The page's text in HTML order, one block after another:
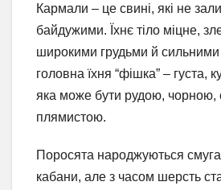
Кармали – це свині, які не
байдужими. Їхнє тіло міцне,
широкими грудьми й
головна їхня “фішка” – густа,
яка може бути рудою, чорною,
плямистою.
Поросята народжуються
кабани, але з часом шерсть